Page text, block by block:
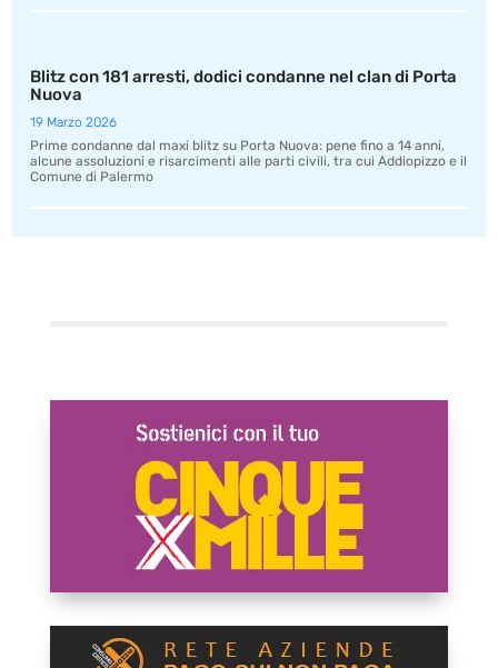
Blitz con 181 arresti, dodici condanne nel clan di Porta
Nuova
19 Marzo 2026
Prime condanne dal maxi blitz su Porta Nuova: pene fino a 14 anni,
alcune assoluzioni e risarcimenti alle parti civili, tra cui Addiopizzo e il
Comune di Palermo